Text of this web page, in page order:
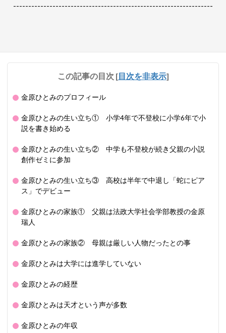
------------------------------------------------------------------
この記事の目次 [目次を非表示]
金原ひとみのプロフィール
金原ひとみの生い立ち① 小学4年で不登校に小学6年で小
説を書き始める
金原ひとみの生い立ち② 中学も不登校が続き父親の小説
創作ゼミに参加
金原ひとみの生い立ち③ 高校は半年で中退し「蛇にピア
ス」でデビュー
金原ひとみの家族① 父親は法政大学社会学部教授の金原
瑞人
金原ひとみの家族② 母親は厳しい人物だったとの事
金原ひとみは大学には進学していない
金原ひとみの経歴
金原ひとみは天才という声が多数
金原ひとみの年収